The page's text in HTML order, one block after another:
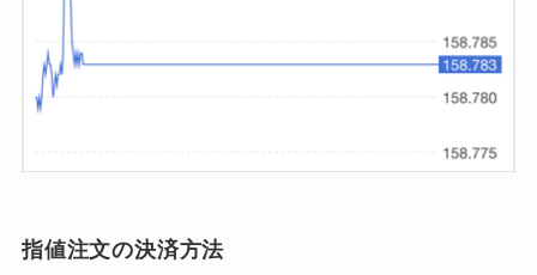
指値注文の決済方法